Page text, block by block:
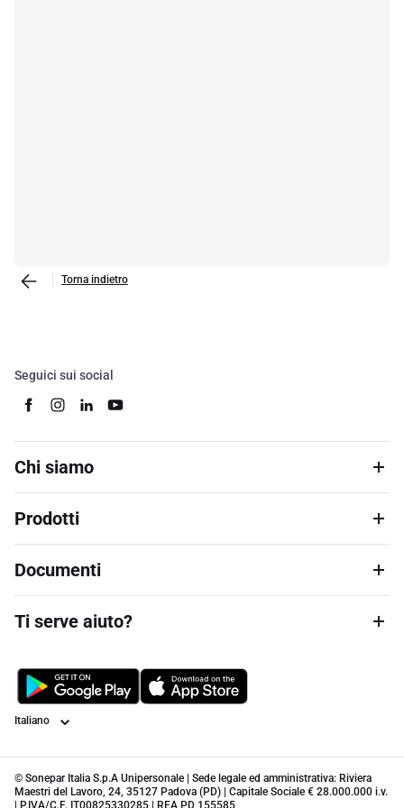
Torna indietro
Seguici sui social
Chi siamo
Prodotti
Documenti
Ti serve aiuto?
Lingua
© Sonepar Italia S.p.A Unipersonale | Sede legale ed amministrativa: Riviera
Maestri del Lavoro, 24, 35127 Padova (PD) | Capitale Sociale € 28.000.000 i.v.
| P.IVA/C.F. IT00825330285 | REA PD 155585